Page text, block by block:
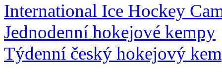
International Ice Hockey
Jednodenní hokejové kempy
Týdenní český hokejový